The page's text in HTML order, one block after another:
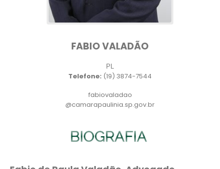
FABIO VALADÃO
PL
Telefone: (19) 3874-7544
fabiovaladao
@camarapaulinia.sp.gov.br